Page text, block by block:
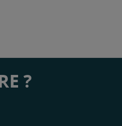
?